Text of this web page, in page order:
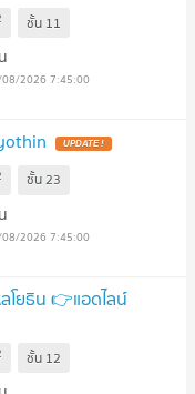
ชั้น 11
2026 7:45:00
UPDATE !
ชั้น23
2026 7:45:00
โยธิน 👉แอดไลน์
ชั้น 12